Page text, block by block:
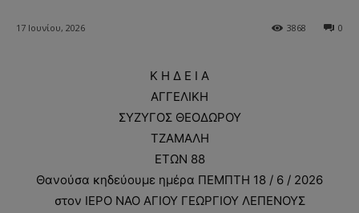
17 Ιουνίου, 2026 0
3868
Κ Η Δ Ε Ι Α
ΑΓΓΕΛΙΚΗ
ΣΥΖΥΓΟΣ ΘΕΟΔΩΡΟΥ
ΤΖΑΜΑΛΗ
ΕΤΩΝ 88
Θανούσα κηδεύουμε ημέρα ΠΕΜΠΤΗ 18 / 6 / 2026
στον ΙΕΡΟ ΝΑΟ ΑΓΙΟΥ ΓΕΩΡΓΙΟΥ ΛΕΠΕΝΟΥΣ